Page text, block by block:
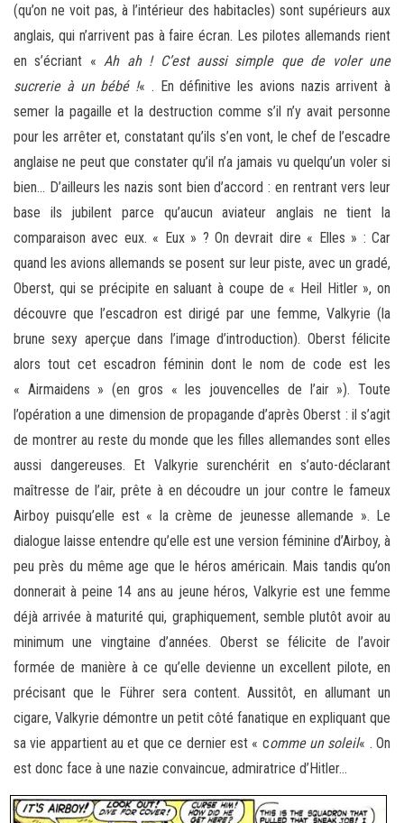
(qu’on ne voit pas, à l’intérieur des habitacles) sont supérieurs aux
anglais, qui n’arrivent pas à faire écran. Les pilotes allemands rient
en s’écriant « Ah ah ! C’est aussi simple que de voler une
sucrerie à un bébé !« . En définitive les avions nazis arrivent à
semer la pagaille et la destruction comme s’il n’y avait personne
pour les arrêter et, constatant qu’ils s’en vont, le chef de l’escadre
anglaise ne peut que constater qu’il n’a jamais vu quelqu’un voler si
bien… D’ailleurs les nazis sont bien d’accord : en rentrant vers leur
base ils jubilent parce qu’aucun aviateur anglais ne tient la
comparaison avec eux. « Eux » ? On devrait dire « Elles » : Car
quand les avions allemands se posent sur leur piste, avec un gradé,
Oberst, qui se précipite en saluant à coupe de « Heil Hitler », on
découvre que l’escadron est dirigé par une femme, Valkyrie (la
brune sexy aperçue dans l’image d’introduction). Oberst félicite
alors tout cet escadron féminin dont le nom de code est les
« Airmaidens » (en gros « les jouvencelles de l’air »). Toute
l’opération a une dimension de propagande d’après Oberst : il s’agit
de montrer au reste du monde que les filles allemandes sont elles
aussi dangereuses. Et Valkyrie surenchérit en s’auto-déclarant
maîtresse de l’air, prête à en découdre un jour contre le fameux
Airboy puisqu’elle est « la crème de jeunesse allemande ». Le
dialogue laisse entendre qu’elle est une version féminine d’Airboy, à
peu près du même age que le héros américain. Mais tandis qu’on
donnerait à peine 14 ans au jeune héros, Valkyrie est une femme
déjà arrivée à maturité qui, graphiquement, semble plutôt avoir au
minimum une vingtaine d’années. Oberst se félicite de l’avoir
formée de manière à ce qu’elle devienne un excellent pilote, en
précisant que le Führer sera content. Aussitôt, en allumant un
cigare, Valkyrie démontre un petit côté fanatique en expliquant que
sa vie appartient au et que ce dernier est « comme un soleil« . On
est donc face à une nazie convaincue, admiratrice d’Hitler…